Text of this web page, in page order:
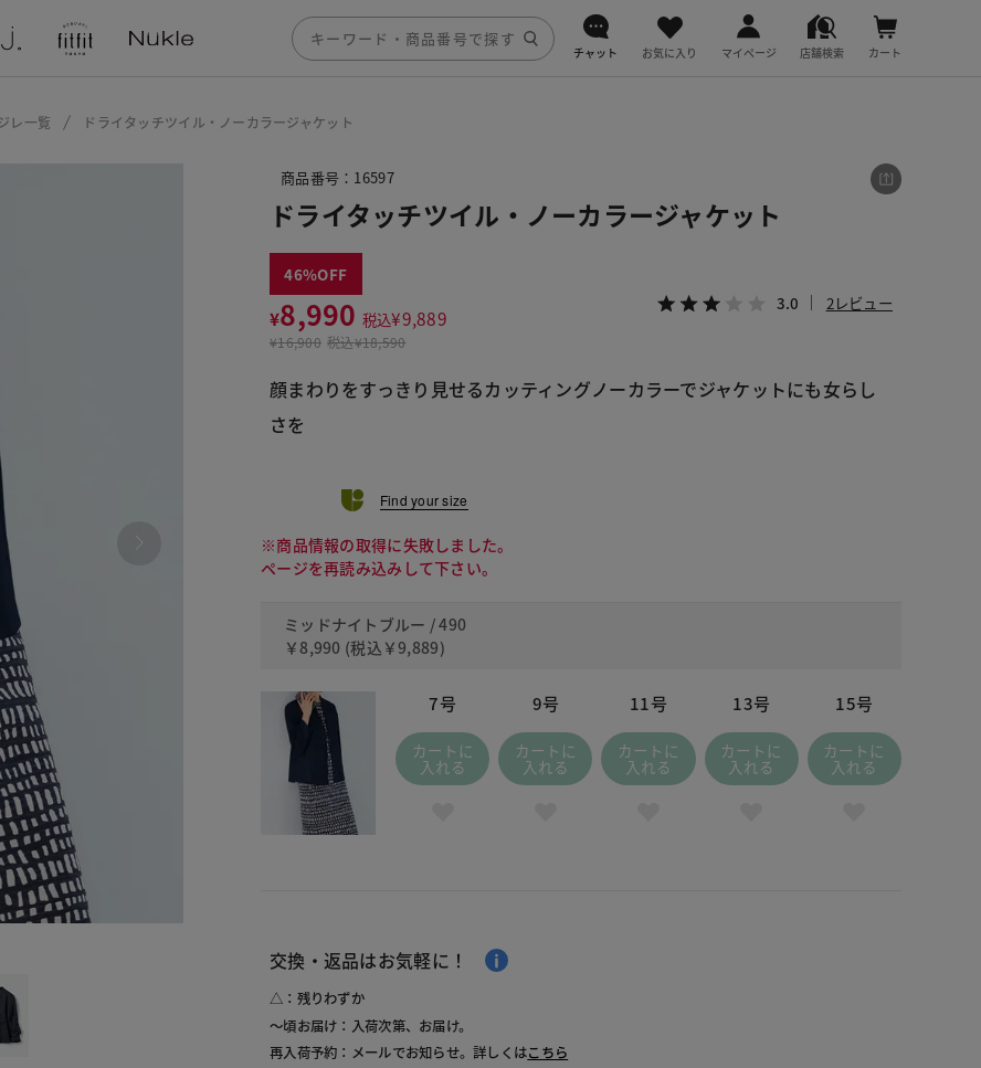
チャット お気に入り マイページ 店舗検索 カート
レ一覧 ドライタッチツイル・ノーカラージャケット
商品番号：16597
ドライタッチツイル・ノーカラージャケット
46
¥8,990 税込¥9,889
¥16,900 税込¥18,590
3.0 2レビュー
顔まわりをすっきり見せるカッティングノーカラーでジャケットにも女らし
Find your size
※商品情報の取得に失敗しました。
ページを再読み込みして下さい。
ミッドナイトブルー / 490
￥8,990 (税込 ￥9,889)
7号
カートに
入れる
9号
カートに
入れる
11号
カートに
入れる
13号
カートに
入れる
15号
カートに
入れる
交換・返品はお気軽に！
△：残りわずか
～頃お届け：入荷次第、お届け。
再入荷予約：メールでお知らせ。詳しくはこちら